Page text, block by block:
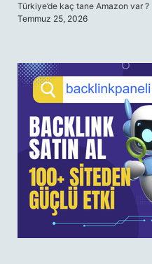
Türkiye’de kaç tane Amazon var ?
Temmuz 25, 2026